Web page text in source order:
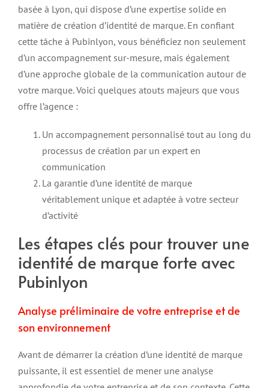
basée à Lyon, qui dispose d’une expertise solide en
matière de création d’identité de marque. En confiant
cette tâche à Pubinlyon, vous bénéficiez non seulement
d’un accompagnement sur-mesure, mais également
d’une approche globale de la communication autour de
votre marque. Voici quelques atouts majeurs que vous
offre l’agence :
Un accompagnement personnalisé tout au long du
processus de création par un expert en
communication
La garantie d’une identité de marque
véritablement unique et adaptée à votre secteur
d’activité
Les étapes clés pour trouver une
identité de marque forte avec
Pubinlyon
Analyse préliminaire de votre entreprise et de
son environnement
Avant de démarrer la création d’une identité de marque
puissante, il est essentiel de mener une analyse